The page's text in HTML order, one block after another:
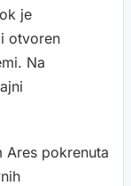
je
otvoren
Na
Ares pokrenuta